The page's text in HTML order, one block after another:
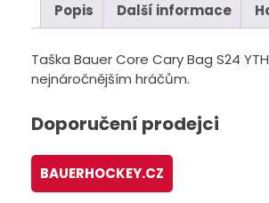
Popis Další informace
Taška Bauer Core Cary Bag S24
nejnáročnějším hráčům.
Doporučení prodejci
BAUERHOCKEY.CZ